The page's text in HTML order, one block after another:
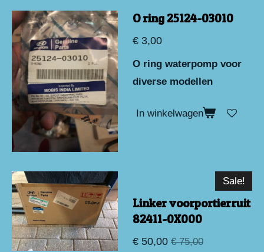
O ring 25124-03010
€ 3,00
O ring waterpomp voor
diverse modellen
In winkelwagen
Sale!
Linker voorportierruit
82411-0X000
€ 50,00 € 75,00